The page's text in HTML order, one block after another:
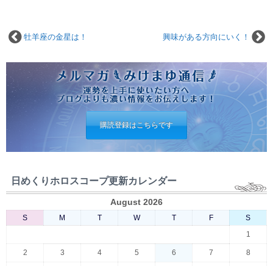
興味がある方向にいく！
牡羊座の金星は！
購読登録はこちらです
日めくりホロスコープ更新カレンダー
August 2026
S M T W T F
S
1
2 3 4 5 6 7 8